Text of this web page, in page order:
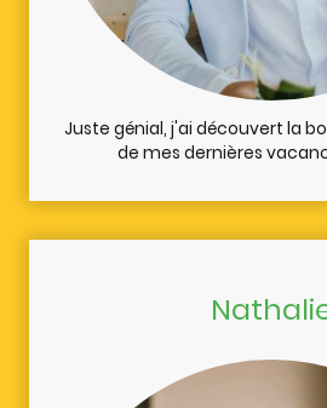
Juste génial, j'ai découvert la
de mes dernières